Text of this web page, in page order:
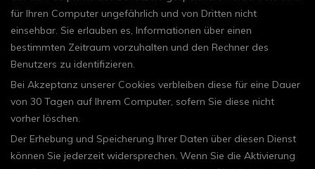
für Ihren Computer ungefährlich und von Dritten nicht
einsehbar. Sie erlauben es, Informationen über einen
bestimmten Zeitraum vorzuhalten und den Rechner des
Benutzers zu identifizieren.
Bei Akzeptanz unserer Cookies verbleiben diese für eine Dauer
von 30 Tagen auf Ihrem Computer, sofern Sie diese nicht
vorher löschen.
Der Erhebung und Speicherung Ihrer Daten über diesen Dienst
können Sie jederzeit widersprechen. Wenn Sie die Aktivierung